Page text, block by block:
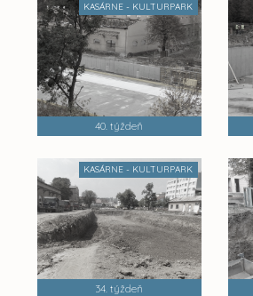
KASÁRNE - KULTURPARK
40. týždeň
KASÁRNE - KULTURPARK
34. týždeň